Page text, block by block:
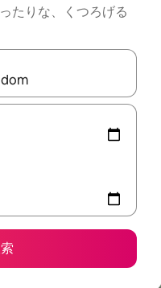
たりな、くつろげる
下の矢印キーを使って移動